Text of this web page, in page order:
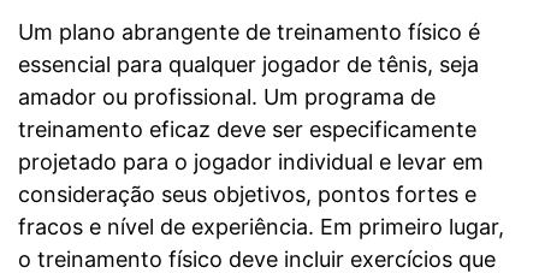
Um plano abrangente de treinamento físico é
essencial para qualquer jogador de tênis, seja
amador ou profissional. Um programa de
treinamento eficaz deve ser especificamente
projetado para o jogador individual e levar em
consideração seus objetivos, pontos fortes e
fracos e nível de experiência. Em primeiro lugar,
o treinamento físico deve incluir exercícios que